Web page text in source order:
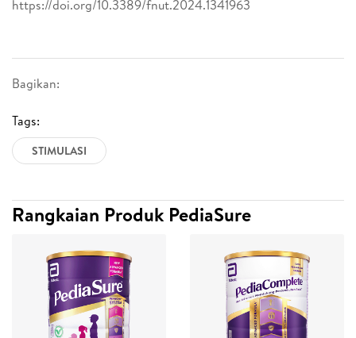
Bagikan:
Tags:
STIMULASI
https://doi.org/10.3389/fnut.2024.1341963
Rangkaian Produk PediaSure